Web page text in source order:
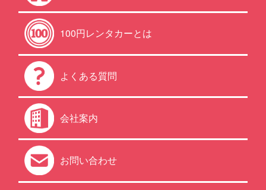
100円レンタカーとは
よくある質問
会社案内
お問い合わせ